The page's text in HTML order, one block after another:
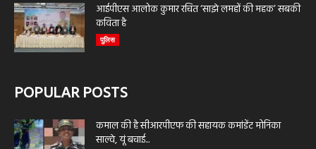
आईपीएस आलोक कुमार रचित ‘साझे लमहों की महक’ सबकी
कविता है
पुलिस
POPULAR POSTS
कमाल की है सीआरपीएफ की सहायक कमांडेंट मोनिका
साल्वे, यूं बचाई...